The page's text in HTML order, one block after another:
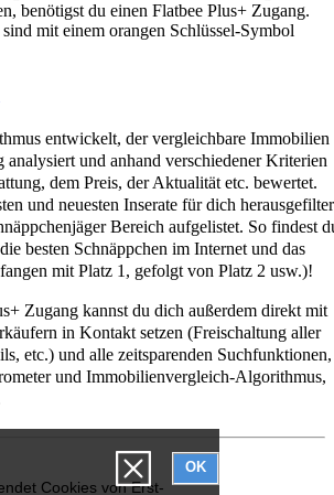
Cookies von Erst-
OK
benötigst du einen Flatbee Plus+ Zugang.
mit einem orangen Schlüssel-Symbol
entwickelt, der vergleichbare Immobilien
und anhand verschiedener Kriterien
dem Preis, der Aktualität etc. bewertet.
und neuesten Inserate für dich
Bereich aufgelistet. So findest
besten Schnäppchen im Internet und das
mit Platz 1, gefolgt von Platz 2 usw.)!
Zugang kannst du dich außerdem direkt mit
in Kontakt setzen (Freischaltung aller
etc.) und alle zeitsparenden Suchfunktionen,
und Immobilienvergleich-Algorithmus,